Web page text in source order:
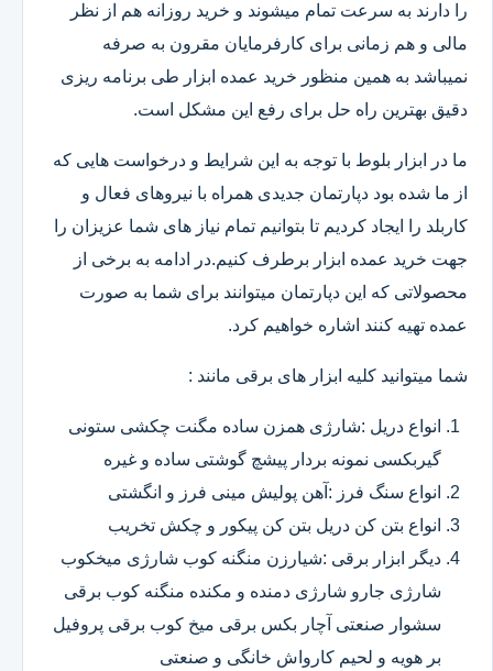
را دارند به سرعت تمام میشوند و خرید روزانه هم از نظر
مالی و هم زمانی برای کارفرمایان مقرون به صرفه
نمیباشد به همین منظور خرید عمده ابزار طی برنامه ریزی
دقیق بهترین راه حل برای رفع این مشکل است.
ما در ابزار بلوط با توجه به این شرایط و درخواست هایی که
از ما شده بود دپارتمان جدیدی همراه با نیروهای فعال و
کاربلد را ایجاد کردیم تا بتوانیم تمام نیاز های شما عزیزان را
جهت خرید عمده ابزار برطرف کنیم.در ادامه به برخی از
محصولاتی که این دپارتمان میتوانند برای شما به صورت
عمده تهیه کنند اشاره خواهیم کرد.
شما میتوانید کلیه ابزار های برقی مانند :
انواع دریل :شارژی همزن ساده مگنت چکشی ستونی
گیربکسی نمونه بردار پیشچ گوشتی ساده و غیره
انواع سنگ فرز :آهن پولیش مینی فرز و انگشتی
انواع بتن کن دریل بتن کن پیکور و چکش تخریب
دیگر ابزار برقی :شیارزن منگنه کوب شارژی میخکوب
شارژی جارو شارژی دمنده و مکنده منگنه کوب برقی
سشوار صنعتی آچار بکس برقی میخ کوب برقی پروفیل
بر هویه و لحیم کارواش خانگی و صنعتی